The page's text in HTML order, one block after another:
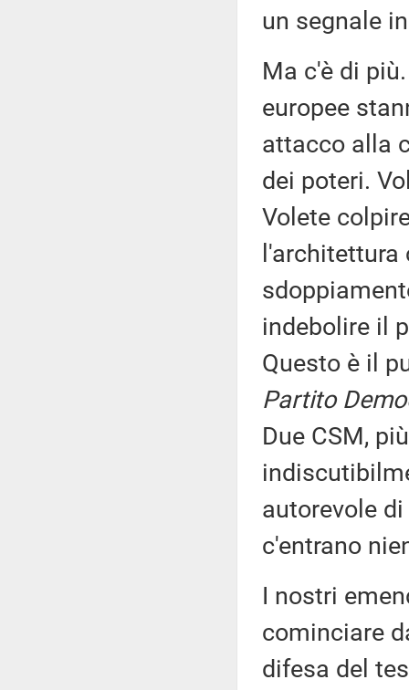
un segnale
Ma c'è di
europee
attacco alla
dei poteri.
Volete
indebolire il
Questo è il
Partito
Due CSM,
autorevole
c'entrano
I nostri
cominciare
difesa del